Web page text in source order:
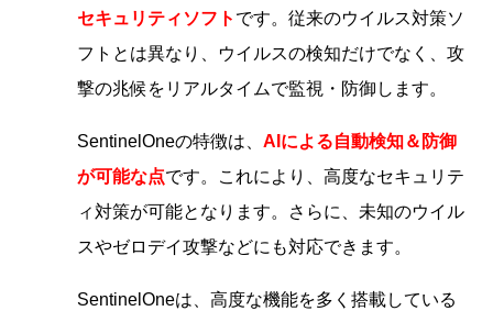
セキュリティソフト です。従来のウイルス対策ソ
フトとは異なり、ウイルスの検知だけでなく、攻
撃の兆候をリアルタイムで監視・防御します。
SentinelOneの特徴は、 AIによる自動検知＆防御
が可能な点です。これにより、高度なセキュリテ
ィ対策が可能となります。さらに、未知のウイル
スやゼロデイ攻撃などにも対応できます。
SentinelOneは、高度な機能を多く搭載している